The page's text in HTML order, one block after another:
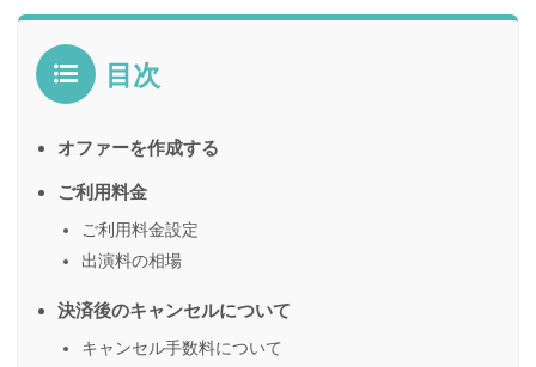
目次
オファーを作成する
ご利用料金
ご利用料金設定
出演料の相場
決済後のキャンセルについて
キャンセル手数料について